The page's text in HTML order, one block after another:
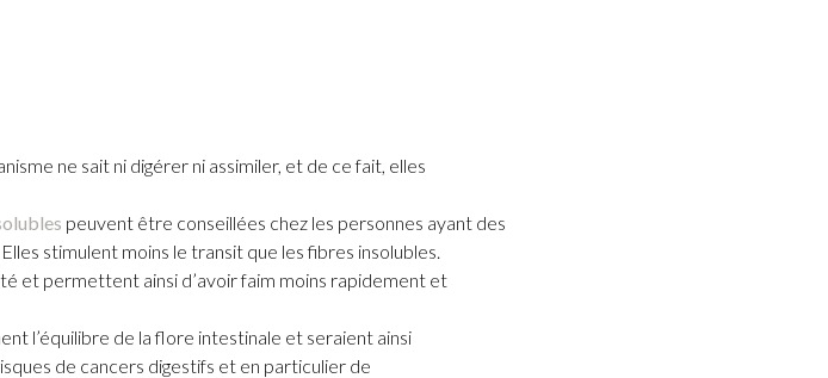
ne sait ni digérer ni assimiler, et de ce fait, elles
peuvent être conseillées chez les personnes ayant des
stimulent moins le transit que les fibres insolubles.
et permettent ainsi d’avoir faim moins rapidement et
l’équilibre de la flore intestinale et seraient ainsi
de cancers digestifs et en particulier de